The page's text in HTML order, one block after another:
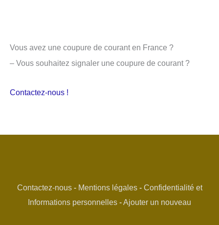
Vous avez une coupure de courant en France ?
– Vous souhaitez signaler une coupure de courant ?
Contactez-nous !
Contactez-nous- Mentions légales- Confidentialité et
Informations personnelles -Ajouter un nouveau